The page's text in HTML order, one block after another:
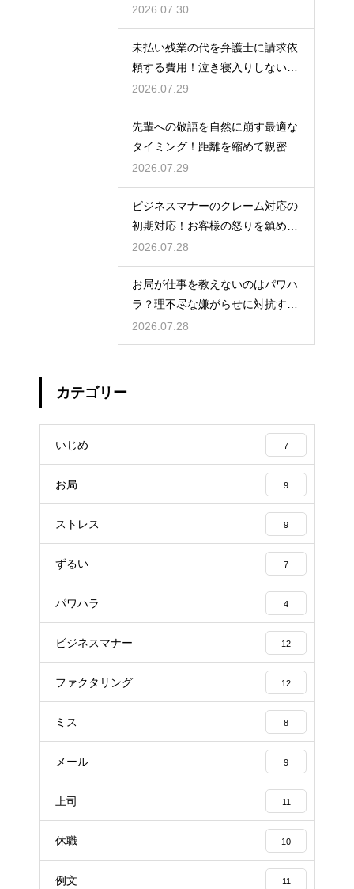
いて自分の身の潔白を証明する手
順
2026.07.30
未払い残業の代を弁護士に請求依
頼する費用！泣き寝入りしないた
めの知識
2026.07.29
先輩への敬語を自然に崩す最適な
タイミング！距離を縮めて親密な
関係を築くためのステップ
2026.07.29
ビジネスマナーのクレーム対応の
初期対応！お客様の怒りを鎮める
謝罪の形
2026.07.28
お局が仕事を教えないのはパワハ
ラ？理不尽な嫌がらせに対抗する
具体策
2026.07.28
カテゴリー
いじめ 7
お局 9
ストレス 9
ずるい 7
パワハラ 4
ビジネスマナー 12
ファクタリング 12
ミス 8
メール 9
上司 11
休職 10
例文 11